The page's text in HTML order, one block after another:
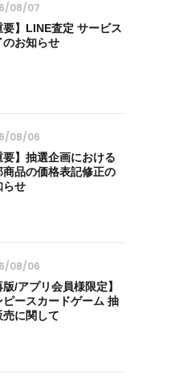
08/07
要】LINE査定 サービス
のお知らせ
08/06
要】抽選企画における
商品の価格表記修正の
らせ
08/06
版/アプリ会員様限定】
ピースカードゲーム 抽
売に関して